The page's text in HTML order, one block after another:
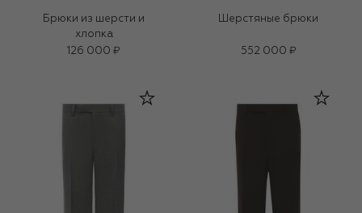
Брюки из шерсти и
хлопка
126 000 ₽
Шерстяные брюки
552 000 ₽